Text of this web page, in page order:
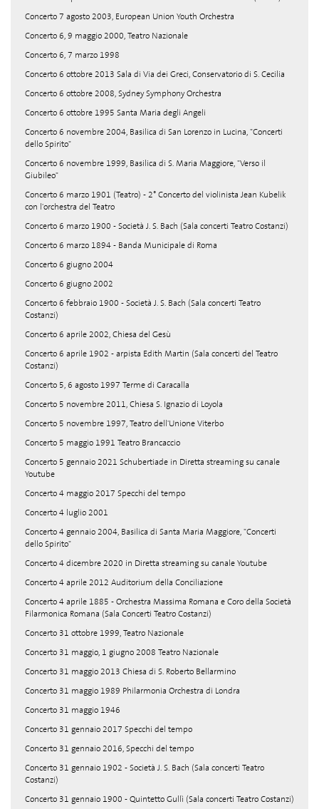
Concerto 7 agosto 2003, European Union Youth Orchestra
Concerto 6, 9 maggio 2000, Teatro Nazionale
Concerto 6, 7 marzo 1998
Concerto 6 ottobre 2013 Sala di Via dei Greci, Conservatorio di S. Cecilia
Concerto 6 ottobre 2008, Sydney Symphony Orchestra
Concerto 6 ottobre 1995 Santa Maria degli Angeli
Concerto 6 novembre 2004, Basilica di San Lorenzo in Lucina, "Concerti
dello Spirito"
Concerto 6 novembre 1999, Basilica di S. Maria Maggiore, "Verso il
Giubileo"
Concerto 6 marzo 1901 (Teatro) - 2° Concerto del violinista Jean Kubelik
con l'orchestra del Teatro
Concerto 6 marzo 1900 - Società J. S. Bach (Sala concerti Teatro Costanzi)
Concerto 6 marzo 1894 - Banda Municipale di Roma
Concerto 6 giugno 2004
Concerto 6 giugno 2002
Concerto 6 febbraio 1900 - Società J. S. Bach (Sala concerti Teatro
Costanzi)
Concerto 6 aprile 2002, Chiesa del Gesù
Concerto 6 aprile 1902 - arpista Edith Martin (Sala concerti del Teatro
Costanzi)
Concerto 5, 6 agosto 1997 Terme di Caracalla
Concerto 5 novembre 2011, Chiesa S. Ignazio di Loyola
Concerto 5 novembre 1997, Teatro dell'Unione Viterbo
Concerto 5 maggio 1991 Teatro Brancaccio
Concerto 5 gennaio 2021 Schubertiade in Diretta streaming su canale
Youtube
Concerto 4 maggio 2017 Specchi del tempo
Concerto 4 luglio 2001
Concerto 4 gennaio 2004, Basilica di Santa Maria Maggiore, "Concerti
dello Spirito"
Concerto 4 dicembre 2020 in Diretta streaming su canale Youtube
Concerto 4 aprile 2012 Auditorium della Conciliazione
Concerto 4 aprile 1885 - Orchestra Massima Romana e Coro della Società
Filarmonica Romana (Sala Concerti Teatro Costanzi)
Concerto 31 ottobre 1999, Teatro Nazionale
Concerto 31 maggio, 1 giugno 2008 Teatro Nazionale
Concerto 31 maggio 2013 Chiesa di S. Roberto Bellarmino
Concerto 31 maggio 1989 Philarmonia Orchestra di Londra
Concerto 31 maggio 1946
Concerto 31 gennaio 2017 Specchi del tempo
Concerto 31 gennaio 2016, Specchi del tempo
Concerto 31 gennaio 1902 - Società J. S. Bach (Sala concerti Teatro
Costanzi)
Concerto 31 gennaio 1900 - Quintetto Gullì (Sala concerti Teatro Costanzi)